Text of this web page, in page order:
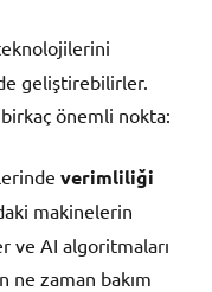
geliştirebilirler.
önemli nokta:
verimliliği
makinelerin
ve AI algoritmaları
ne zaman bakım